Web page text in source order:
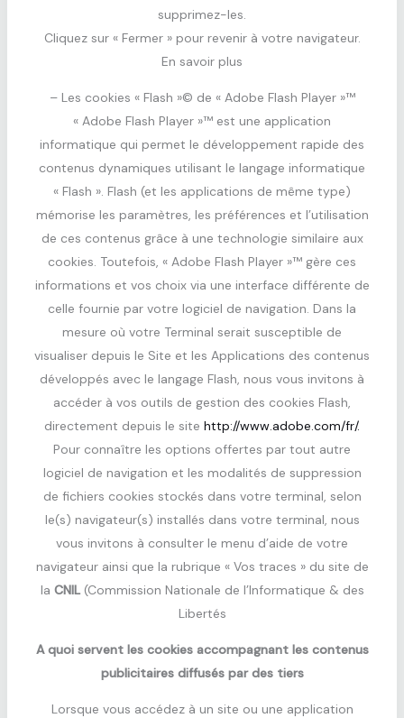
supprimez-les.
Cliquez sur « Fermer » pour revenir à votre navigateur.
En savoir plus
– Les cookies « Flash »© de « Adobe Flash Player »™
« Adobe Flash Player »™ est une application
informatique qui permet le développement rapide des
contenus dynamiques utilisant le langage informatique
« Flash ». Flash (et les applications de même type)
mémorise les paramètres, les préférences et l’utilisation
de ces contenus grâce à une technologie similaire aux
cookies. Toutefois, « Adobe Flash Player »™ gère ces
informations et vos choix via une interface différente de
celle fournie par votre logiciel de navigation. Dans la
mesure où votre Terminal serait susceptible de
visualiser depuis le Site et les Applications des contenus
développés avec le langage Flash, nous vous invitons à
accéder à vos outils de gestion des cookies Flash,
directement depuis le site http://www.adobe.com/fr/.
Pour connaître les options offertes par tout autre
logiciel de navigation et les modalités de suppression
de fichiers cookies stockés dans votre terminal, selon
le(s) navigateur(s) installés dans votre terminal, nous
vous invitons à consulter le menu d’aide de votre
navigateur ainsi que la rubrique « Vos traces » du site de
la CNIL(Commission Nationale de l’Informatique & des
Libertés
A quoi servent les cookies accompagnant les contenus
publicitaires diffusés par des tiers
Lorsque vous accédez à un site ou une application